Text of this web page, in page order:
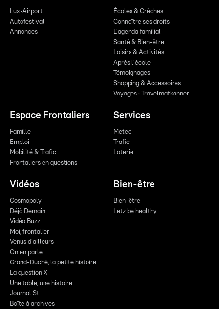
Lux-Airport
Autofestival
Annonces
Écoles & Crèches
Connaître ses droits
L'agenda familial
Santé & Bien-être
Loisirs & Activités
Après l'école
Témoignages
Shopping & Accessoires
Voyages : Travelmatkanner
Espace Frontaliers
Famille
Emploi
Mobilité & Trafic
Frontaliers en questions
Services
Meteo
Trafic
Loterie
Vidéos
Cosmopoly
Déjà Demain
Vidéo Buzz
Moi, frontalier
Venus d'ailleurs
On en parle
Grand-Duché, la petite histoire
La question X
Une table, une histoire
Journal St
Boîte à archives
Bien-être
Bien-être
Letz be healthy